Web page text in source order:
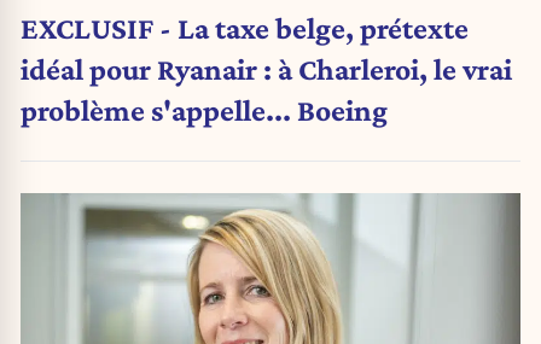
EXCLUSIF - La taxe belge, prétexte
idéal pour Ryanair : à Charleroi, le vrai
problème s'appelle... Boeing